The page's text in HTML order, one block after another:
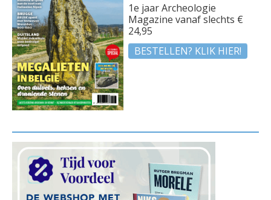
1e jaar Archeologie
Magazine vanaf slechts €
24,95
BESTELLEN? KLIK HIER!